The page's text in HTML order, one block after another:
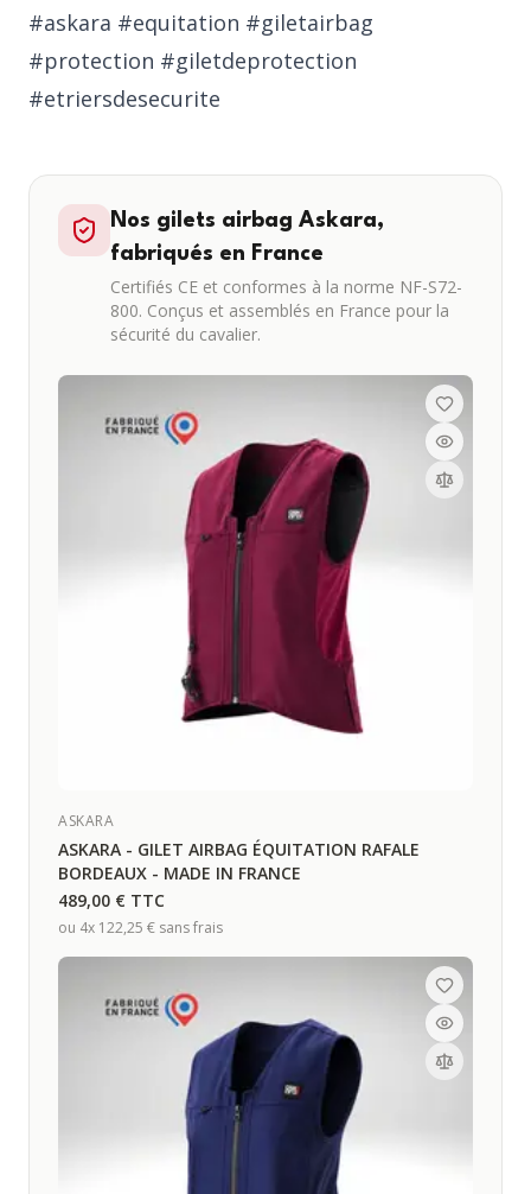
#askara #equitation #giletairbag
#protection #giletdeprotection
#etriersdesecurite
Nos gilets airbag Askara,
fabriqués en France
Certifiés CE et conformes à la norme NF-S72-
800. Conçus et assemblés en France pour la
sécurité du cavalier.
ASKARA
ASKARA - GILET AIRBAG ÉQUITATION RAFALE
BORDEAUX - MADE IN FRANCE
489,00 € TTC
ou 4x 122,25 € sans frais